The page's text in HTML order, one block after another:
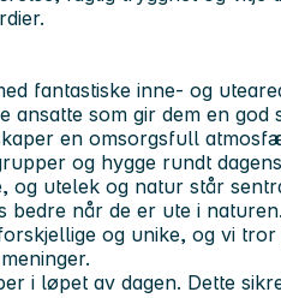
fantastiske inne- og
ansatte som gir dem en god
en omsorgsfull
og hygge rundt
utelek og natur står
når de er ute i
og unike, og vi tror
i løpet av dagen. Dette